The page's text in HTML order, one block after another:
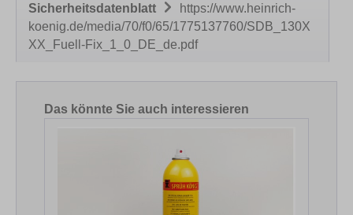
Sicherheitsdatenblatt
https://www.heinrich-
koenig.de/media/70/f0/65/1775137760/SDB_130X
XX_Fuell-Fix_1_0_DE_de.pdf
Produktgalerie überspringen
Das könnte Sie auch interessieren